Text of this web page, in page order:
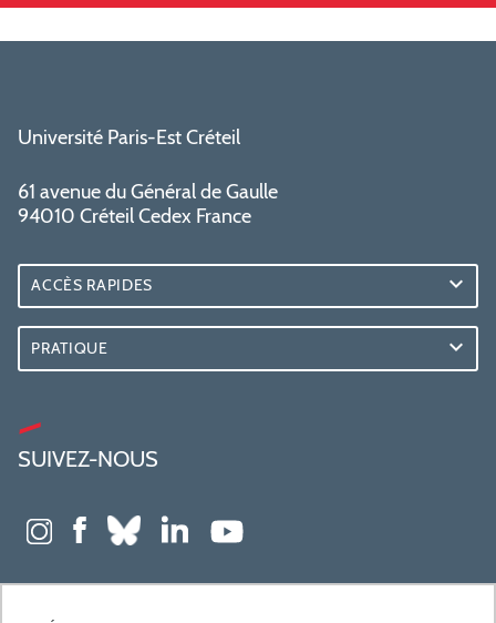
Université Paris-Est Créteil
61 avenue du Général de Gaulle
94010 Créteil Cedex France
ACCÈS RAPIDES
PRATIQUE
SUIVEZ-NOUS